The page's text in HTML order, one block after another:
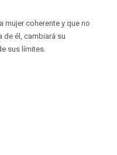
mujer coherente y que no
de él, cambiará su
sus límites.